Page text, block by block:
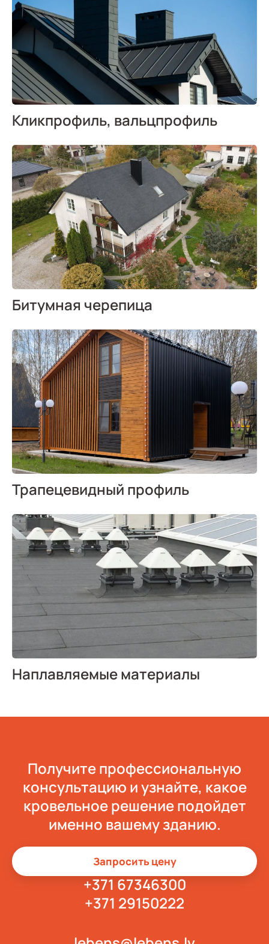
Кликпрофиль, вальцпрофиль
Битумная черепица
Трапецевидный профиль
Наплавляемые материалы
Получите профессиональную
консультацию и узнайте, какое
кровельное решение подойдет
именно вашему зданию.
Запросить цену
+371 67346300
+371 29150222